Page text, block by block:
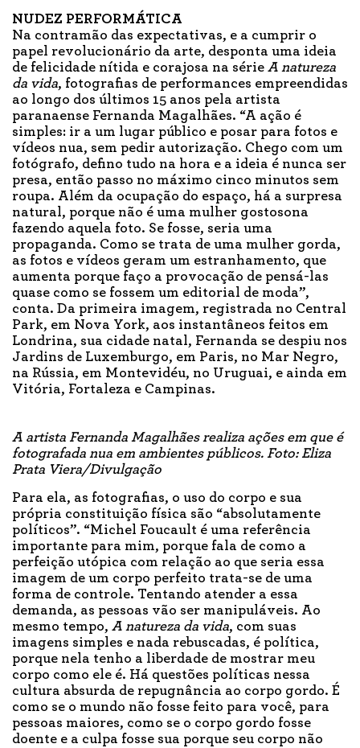
NUDEZ PERFORMÁTICA
Na contramão das expectativas, e a cumprir o
papel revolucionário da arte, desponta uma ideia
de felicidade nítida e corajosa na série A natureza
da vida, fotografias de performances empreendidas
ao longo dos últimos 15 anos pela artista
paranaense Fernanda Magalhães. “A ação é
simples: ir a um lugar público e posar para fotos e
vídeos nua, sem pedir autorização. Chego com um
fotógrafo, defino tudo na hora e a ideia é nunca ser
presa, então passo no máximo cinco minutos sem
roupa. Além da ocupação do espaço, há a surpresa
natural, porque não é uma mulher gostosona
fazendo aquela foto. Se fosse, seria uma
propaganda. Como se trata de uma mulher gorda,
as fotos e vídeos geram um estranhamento, que
aumenta porque faço a provocação de pensá-las
quase como se fossem um editorial de moda”,
conta. Da primeira imagem, registrada no Central
Park, em Nova York, aos instantâneos feitos em
Londrina, sua cidade natal, Fernanda se despiu nos
Jardins de Luxemburgo, em Paris, no Mar Negro,
na Rússia, em Montevidéu, no Uruguai, e ainda em
Vitória, Fortaleza e Campinas.
A artista Fernanda Magalhães realiza ações em que é
fotografada nua em ambientes públicos. Foto: Eliza
Prata Viera/Divulgação
Para ela, as fotografias, o uso do corpo e sua
própria constituição física são “absolutamente
políticos”. “Michel Foucault é uma referência
importante para mim, porque fala de como a
perfeição utópica com relação ao que seria essa
imagem de um corpo perfeito trata-se de uma
forma de controle. Tentando atender a essa
demanda, as pessoas vão ser manipuláveis. Ao
mesmo tempo, A natureza da vida, com suas
imagens simples e nada rebuscadas, é política,
porque nela tenho a liberdade de mostrar meu
corpo como ele é. Há questões políticas nessa
cultura absurda de repugnância ao corpo gordo. É
como se o mundo não fosse feito para você, para
pessoas maiores, como se o corpo gordo fosse
doente e a culpa fosse sua porque seu corpo não